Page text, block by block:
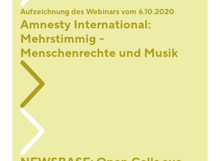
Aufzeichnung des Webinars vom 6.10.2020
Amnesty International:
Mehrstimmig -
Menschenrechte und Musik